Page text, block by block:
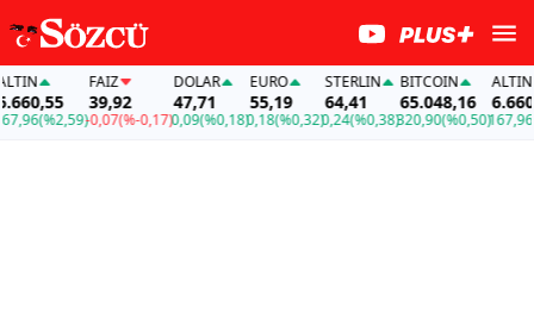
(%2,59)
FAİZ
39,92
-0,07(%-0,17)
DOLAR
47,71
0,09(%0,18)
EURO
55,19
0,18(%0,32)
STERLIN
64,41
0,24(%0,38)
BITCOIN
65.048,16
320,90(%0,50)
ALTIN
6.660,55
167,96